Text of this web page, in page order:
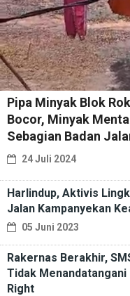
Pipa Minyak Blok
Bocor, Minyak
Sebagian Badan
24 Juli 2024
Harlindup, Aktivis
Jalan Kampanyekan
05 Juni 2023
Rakernas Berakhir,
Tidak
Right